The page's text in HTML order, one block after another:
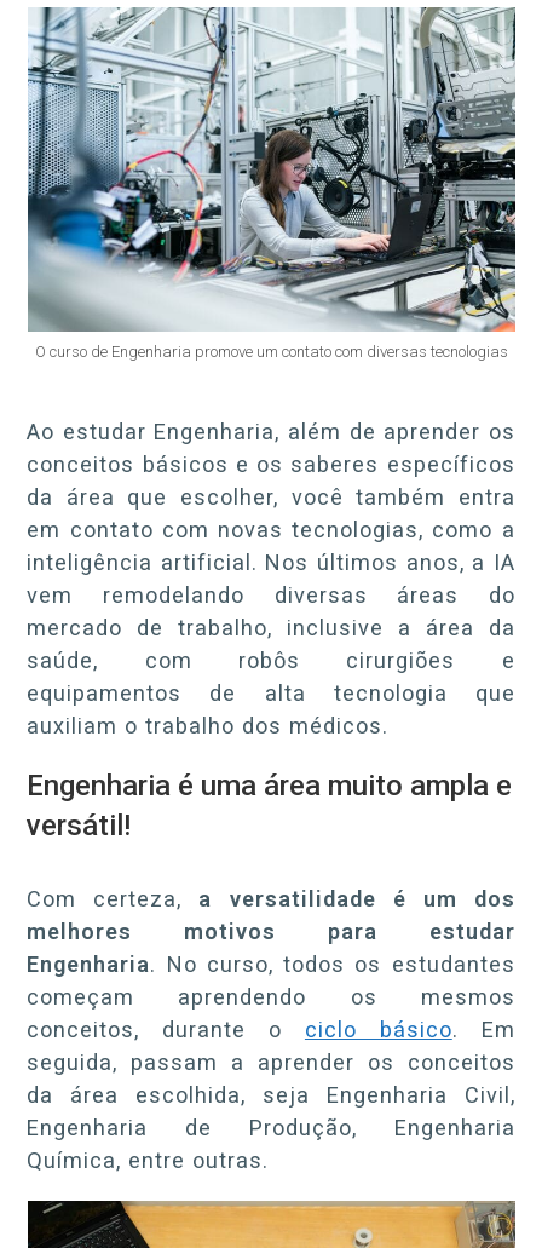
O curso de Engenharia promove um contato com diversas tecnologias
Ao estudar Engenharia, além de aprender os
conceitos básicos e os saberes específicos
da área que escolher, você também entra
em contato com novas tecnologias, como a
inteligência artificial. Nos últimos anos, a IA
vem remodelando diversas áreas do
mercado de trabalho, inclusive a área da
saúde, com robôs cirurgiões e
equipamentos de alta tecnologia que
auxiliam o trabalho dos médicos.
Engenharia é uma área muito ampla e
versátil!
Com certeza, a versatilidade é um dos
melhores motivos para estudar
Engenharia. No curso, todos os estudantes
começam aprendendo os mesmos
conceitos, durante o ciclo básico. Em
seguida, passam a aprender os conceitos
da área escolhida, seja Engenharia Civil,
Engenharia de Produção, Engenharia
Química, entre outras.